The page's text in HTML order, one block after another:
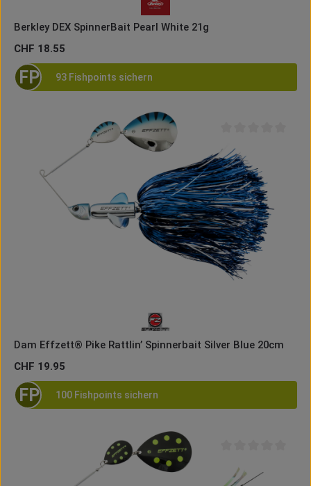
Berkley DEX SpinnerBait Pearl White 21g
Regulärer Preis:
CHF 18.55
FP 93 Fishpoints sichern
Dam Effzett® Pike Rattlin’ Spinnerbait Silver Blue 20cm
Regulärer Preis:
CHF 19.95
FP 100 Fishpoints sichern